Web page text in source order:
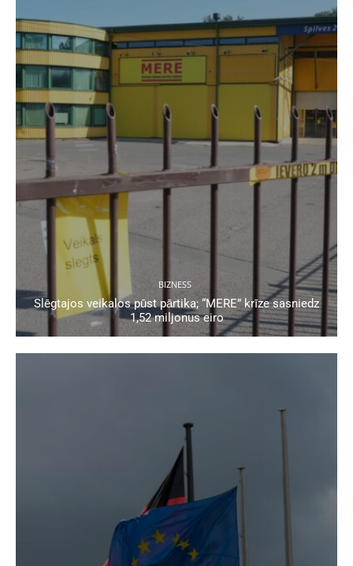
BIZNESS
Slēgtajos veikalos pūst pārtika; “MERE” krīze sasniedz
1,52 miljonus eiro